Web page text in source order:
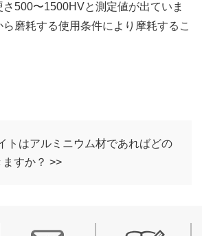
500〜1500HVと測定値が出ていま
磨耗する使用条件により摩耗するこ
トはアルミニウム材であればどの
すか？ >>